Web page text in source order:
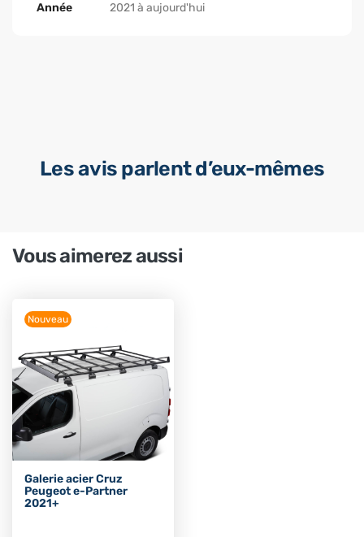
Année 2021 à aujourd'hui
Les avis parlent d’eux-mêmes
Vous aimerez aussi
Nouveau
Galerie acier Cruz
Peugeot e-Partner
2021+